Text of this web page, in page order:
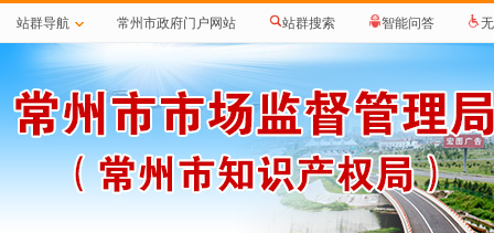
站群导航 常州市政府门户网站 站群搜索 智能问答